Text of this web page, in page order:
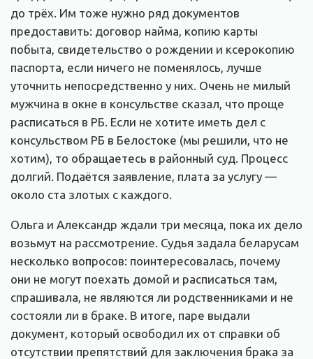
до трёх. Им тоже нужно ряд документов
предоставить: договор найма, копию карты
побыта, свидетельство о рождении и ксерокопию
паспорта, если ничего не поменялось, лучше
уточнить непосредственно у них. Очень не милый
мужчина в окне в консульстве сказал, что проще
расписаться в РБ. Если не хотите иметь дел с
консульством РБ в Белостоке (мы решили, что не
хотим), то обращаетесь в районный суд. Процесс
долгий. Подаётся заявление, плата за услугу —
около ста злотых с каждого.
Ольга и Александр ждали три месяца, пока их дело
возьмут на рассмотрение. Судья задала беларусам
несколько вопросов: поинтересовалась, почему
они не могут поехать домой и расписаться там,
спрашивала, не являются ли родственниками и не
состояли ли в браке. В итоге, паре выдали
документ, который освободил их от справки об
отсутствии препятствий для заключения брака за